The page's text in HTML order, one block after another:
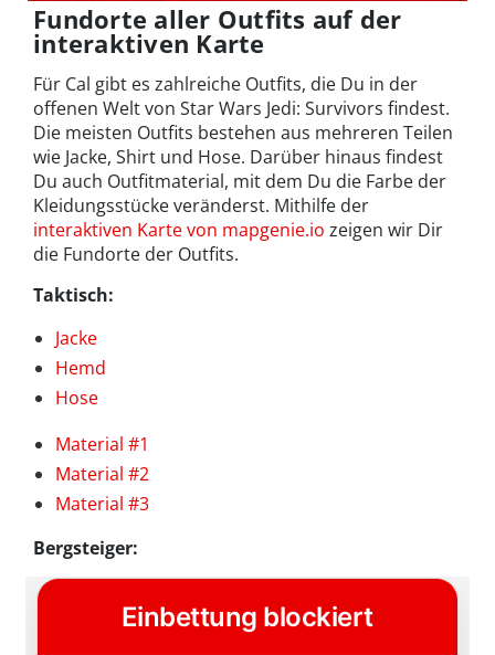
Fundorte aller Outfits auf der
interaktiven Karte
Für Cal gibt es zahlreiche Outfits, die Du in der
offenen Welt von Star Wars Jedi: Survivors findest.
Die meisten Outfits bestehen aus mehreren Teilen
wie Jacke, Shirt und Hose. Darüber hinaus findest
Du auch Outfitmaterial, mit dem Du die Farbe der
Kleidungsstücke veränderst. Mithilfe der
interaktiven Karte von mapgenie.io zeigen wir Dir
die Fundorte der Outfits.
Taktisch:
Jacke
Hemd
Hose
Material #1
Material #2
Material #3
Bergsteiger: